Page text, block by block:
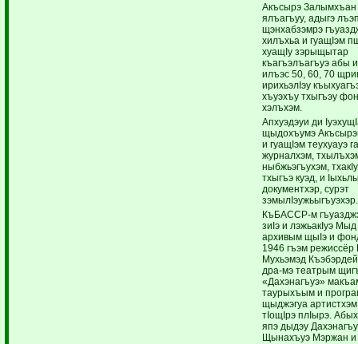
Акъсырэ
ялъагъуу, адыгэ
щэнхабзэмрэ
хилъхьа и гуащIэм
хуащIу зэрыщытар
къагъэлъагъуэ абы
илъэс 50, 60, 70
ирихьэлIэу
хъуэхъу тхыгъэу
хэлъхэм.
Апхуэдэуи ди
щыдохъумэ
и гуащIэм теухуауэ
журналхэм,
ныбжьэгъухэм,
тхыгъэ куэд, и
документхэр, сурэт
зэмылIэужьыгъуэхэр.
КъБАССР-м
зиIэ и лэжьакIуэ
архивым щыIэ и
1946 гъэм режиссёр
Мухьэмэд
дра-мэ театрым
«Дахэнагъуэ»
таурыхъым и
щыджэгуа артистхэм
тIощIрэ плIырэ.
япэ дыдэу
Щынахъуэ Мэржан и